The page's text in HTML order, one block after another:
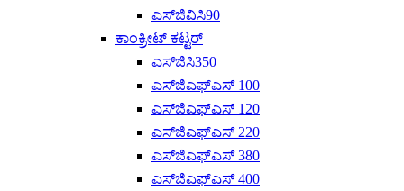
ಎಸ್‌ಜಿವಿಸಿ90
ಕಾಂಕ್ರೀಟ್ ಕಟ್ಟರ್
ಎಸ್‌ಜಿಸಿ350
ಎಸ್‌ಜಿಎಫ್‌ಎಸ್ 100
ಎಸ್‌ಜಿಎಫ್‌ಎಸ್ 120
ಎಸ್‌ಜಿಎಫ್‌ಎಸ್ 220
ಎಸ್‌ಜಿಎಫ್‌ಎಸ್ 380
ಎಸ್‌ಜಿಎಫ್‌ಎಸ್ 400